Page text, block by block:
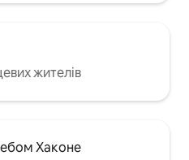
жителів
Хаконе